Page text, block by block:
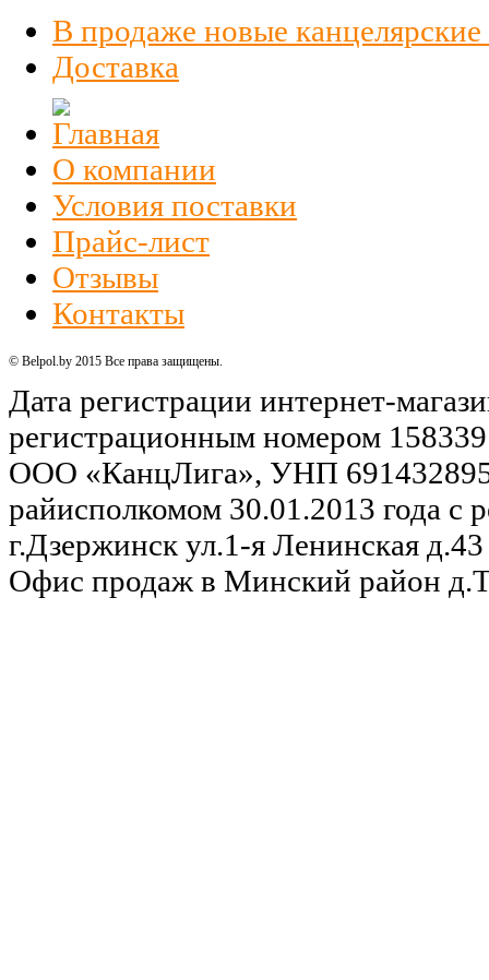
В продаже новые
Доставка
О компании
Условия поставки
Прайс-лист
Отзывы
Контакты
© Belpol.by 2015 Все права защищены.
Дата регистрации интернет-
регистрационным номером 158339
ООО «КанцЛига», УНП
райисполкомом 30.01.2013 года с
г.Дзержинск ул.1-я Ленинская
Офис продаж в Минский район